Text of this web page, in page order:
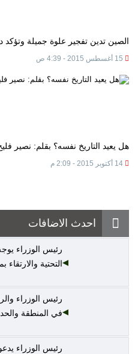
الصين تدين تفجير علوة جميلة
هل يعيد التاريخ نفسه؟ بقلم: نصير
احدث الاضافات
رئيس الوزراء
التحتية والارتقاء
رئيس الوزراء
في المنطقة والحد
رئيس الوزراء